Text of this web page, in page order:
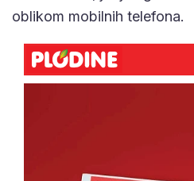
oblikom mobilnih telefona.